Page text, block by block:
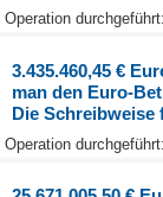
Operation
3.435.460,45 €
man den Euro-
Die Schreibweise
Operation